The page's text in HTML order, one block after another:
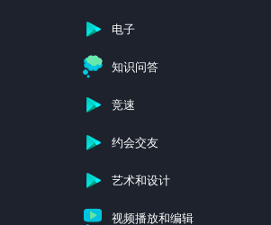
电子
知识问答
竞速
约会交友
艺术和设计
视频播放和编辑